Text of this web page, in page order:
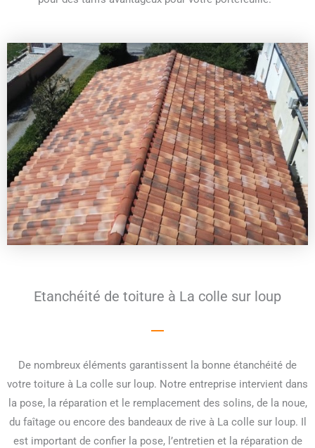
Etanchéité de toiture à La colle sur loup
De nombreux éléments garantissent la bonne étanchéité de
votre toiture à La colle sur loup. Notre entreprise intervient dans
la pose, la réparation et le remplacement des solins, de la noue,
du faîtage ou encore des bandeaux de rive à La colle sur loup. Il
est important de confier la pose, l’entretien et la réparation de